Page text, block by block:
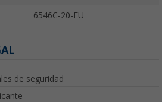
6546C-20-EU
de seguridad